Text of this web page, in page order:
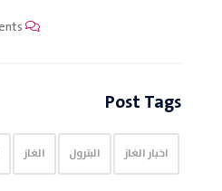
Post Tags
اخبار الغاز البترول الغاز